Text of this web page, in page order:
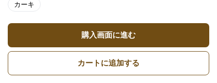
カーキ
購入画面に進む
カートに追加する